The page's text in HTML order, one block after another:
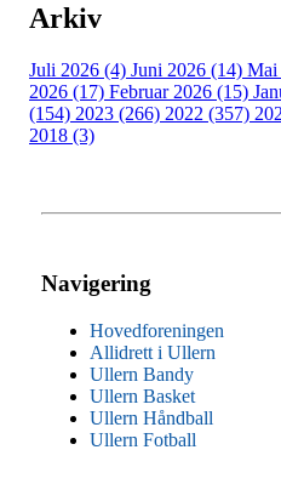
Arkiv
Juli 2026 (4) Juni 2026 (14) Mai
2026 (17) Februar 2026 (15)
(154) 2023 (266) 2022 (357)
2018 (3)
Navigering
Hovedforeningen
Allidrett i Ullern
Ullern Bandy
Ullern Basket
Ullern Håndball
Ullern Fotball